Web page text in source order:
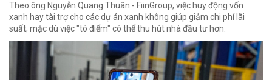
Theo ông Nguyễn Quang Thuân - FiinGroup, việc huy động vốn
xanh hay tài trợ cho các dự án xanh không giúp giảm chi phí lãi
suất; mặc dù việc "tô điểm" có thể thu hút nhà đầu tư hơn.